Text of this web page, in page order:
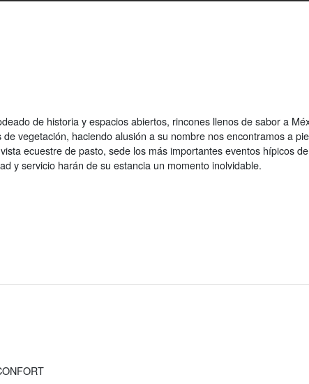
de historia y espacios abiertos, rincones llenos de sabor a
de vegetación, haciendo alusión a su nombre nos encontramos a
ecuestre de pasto, sede los más importantes eventos hípicos de
y servicio harán de su estancia un momento inolvidable.